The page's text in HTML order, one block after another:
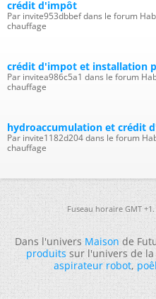
crédit d'impôt
Par invite953dbbef dans le forum
chauffage
crédit d'impot et installation
Par invitea986c5a1 dans le forum
chauffage
hydroaccumulation et crédit
Par invite1182d204 dans le forum
chauffage
Fuseau horaire GMT
Dans l'universMaisonde
produitssur l'univers de
aspirateur robot,